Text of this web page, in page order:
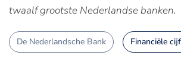
twaalf grootste Nederlandse banken.
De Nederlandsche Bank Financiële